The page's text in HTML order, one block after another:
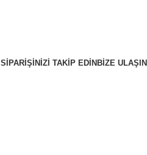
SIPARIŞINIZI TAKIP EDIN BIZE ULAŞIN